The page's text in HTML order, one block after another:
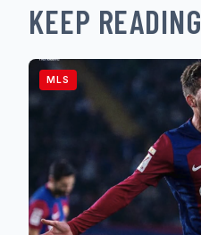
KEEP READING
MLS